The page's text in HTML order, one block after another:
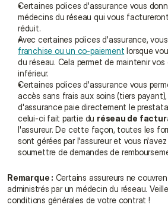
Certaines polices d'assurance vous
médecins du réseau qui vous
réduit.
Avec certaines polices d'assurance,
franchise ou un co-paiement lorsque
du réseau. Cela permet de maintenir
inférieur.
Certaines polices d'assurance vous
accès sans frais aux soins (tiers
d'assurance paie directement le
celui-ci fait partie du réseau de
l'assureur. De cette façon, toutes les
sont gérées par l'assureur et vous
soumettre de demandes de
Remarque : Certains assureurs ne
administrés par un médecin du réseau.
conditions générales de votre contrat !